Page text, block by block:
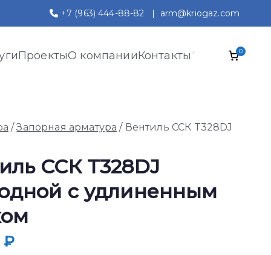
+7 (963) 444-88-82 | arm@kriogaz.com
ПроектыО компанииКонтакты 0
/Запорная арматура / Вентиль ССК T328DJ
ССК T328DJ
с удлиненным
₽